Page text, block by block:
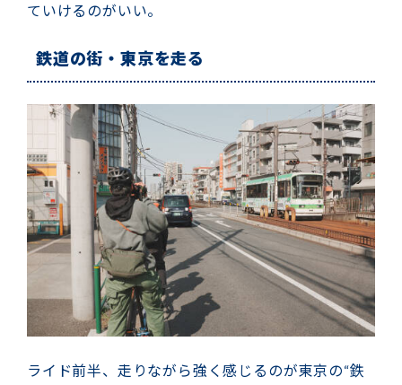
ていけるのがいい。
鉄道の街・東京を走る
ライド前半、走りながら強く感じるのが東京の“鉄